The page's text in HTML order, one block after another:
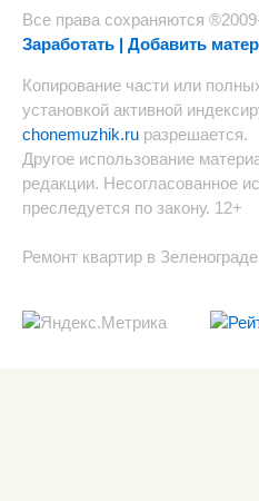
Все права сохраняются
Заработать | Добавить
Копирование части или
установкой активной
chonemuzhik.ru разрешается.
Другое использование
редакции. Несогласованное
преследуется по закону. 12+
Ремонт квартир в